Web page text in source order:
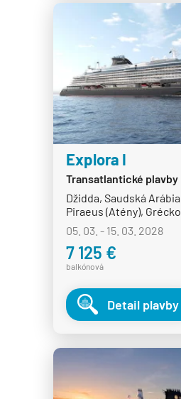
Explora I
Transatlantické plavby
Džidda, Saudská Arábia
Piraeus (Atény), Grécko
05. 03. - 15. 03. 2028
7 125 €
balkónová
Detail plavby